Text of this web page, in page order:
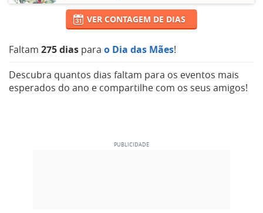
VER CONTAGEM DE DIAS
Faltam 275 dias para o Dia das Mães!
Descubra quantos dias faltam para os eventos mais
esperados do ano e compartilhe com os seus amigos!